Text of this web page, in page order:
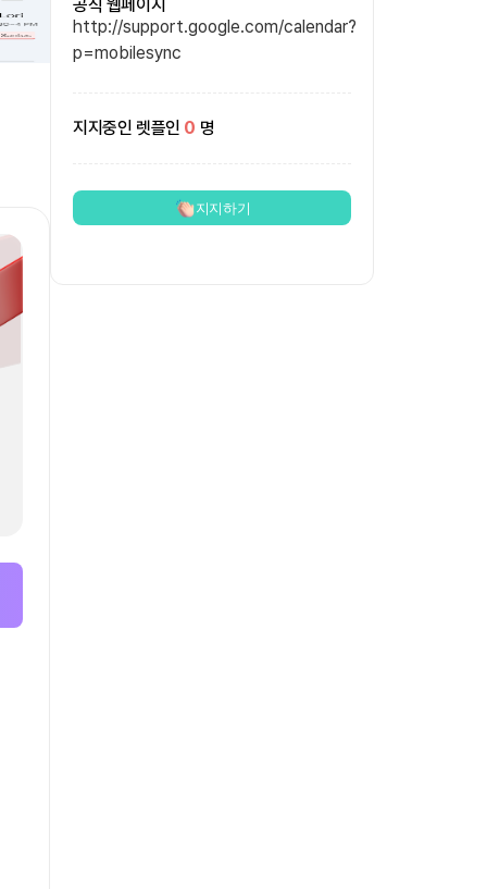
공식 웹페이지
http://support.google.com/calendar?
p=mobilesync
지지중인 렛플인 0 명
지지하기